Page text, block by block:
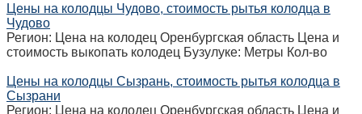
Цены на колодцы Чудово, стоимость рытья колодца в
Чудово
Регион: Цена на колодец Оренбургская область Цена и
стоимость выкопать колодец Бузулуке: Метры Кол-во
Цены на колодцы Сызрань, стоимость рытья колодца в
Сызрани
Регион: Цена на колодец Оренбургская область Цена и